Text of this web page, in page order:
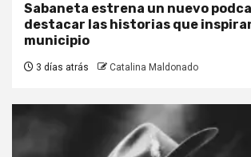
Sabaneta estrena un nuevo
destacar las historias que
municipio
3 días atrás Catalina Maldonado